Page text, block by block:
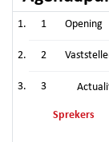
1 Opening
2
3
Sprekers